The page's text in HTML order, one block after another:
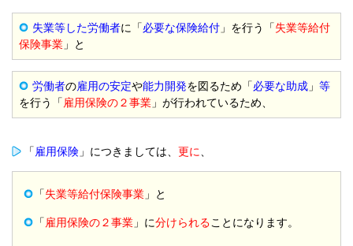
失業等した労働者に「必要な保険給付 」を行う「失業等給付
保険事業 」と
労働者の雇用の安定や能力開発を図るため「必要な助成 」 等
を行う「雇用保険の２事業 」が行われているため、
「 雇用保険 」につきましては、 更に
「失業等給付保険事業 」と
「雇用保険の２事業 」に分けられることになります。